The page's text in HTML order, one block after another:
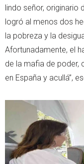
lindo señor, originario
logró al menos dos
la pobreza y la
Afortunadamente, el
de la mafia de poder,
en España y acullá”,